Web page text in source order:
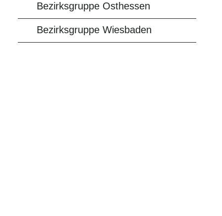
Bezirksgruppe Osthessen
Bezirksgruppe Wiesbaden